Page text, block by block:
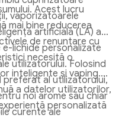
Acest lucru
mai bine reducerea
de renunțare cu
vaporizatoarele
artificială (LA) a
lichide personalizate
utilizatorului. Folosind
al utilizatorului,
noi arome sau chiar
curente ale
necesită o
inteligente și vaping.
a datelor utilizatorilor,
personalizată